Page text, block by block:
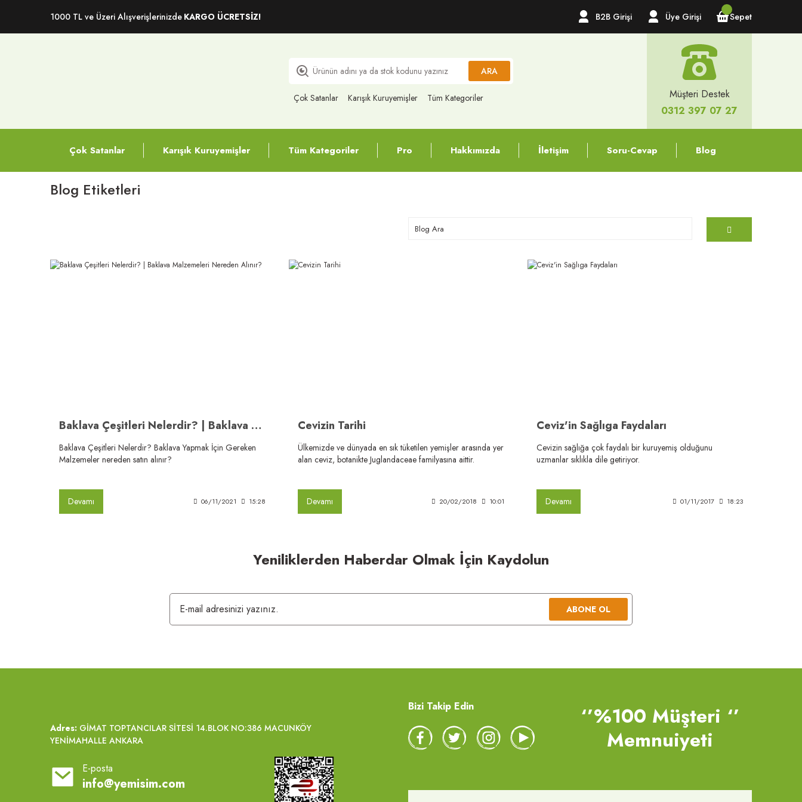
1000 TL ve Üzeri Alışverişlerinizde KARGO ÜCRETSİZ! B2B Girişi Üye Girişi Sepet
ARA
Çok Satanlar Karışık Kuruyemişler Tüm Kategoriler
Müşteri Destek
0312 397 07 27
Çok Satanlar Karışık Kuruyemişler Tüm Kategoriler Pro Hakkımızda İletişim Soru-Cevap Blog
Blog Etiketleri
Baklava Çeşitleri Nelerdir? | Baklava Malzemeleri Nereden Alınır?
Baklava Çeşitleri Nelerdir? Baklava Yapmak İçin Gereken
Malzemeler nereden satın alınır?
Devamı 06/11/2021 15:28
Cevizin Tarihi
Ülkemizde ve dünyada en sık tüketilen yemişler arasında yer
alan ceviz, botanikte Juglandaceae familyasına aittir.
Devamı 20/02/2018 10:01
Ceviz'in Sağlıga Faydaları
Cevizin sağlığa çok faydalı bir kuruyemiş olduğunu
uzmanlar sıklıkla dile getiriyor.
Devamı 01/11/2017 18:23
Yeniliklerden Haberdar Olmak İçin Kaydolun
ABONE OL
Adres: GİMAT TOPTANCILAR SİTESİ 14.BLOK NO:386 MACUNKÖY
YENİMAHALLE ANKARA
E-posta
info@yemisim.com
Bizi Takip Edin
‘’%100 Müşteri ‘’
Memnuiyeti